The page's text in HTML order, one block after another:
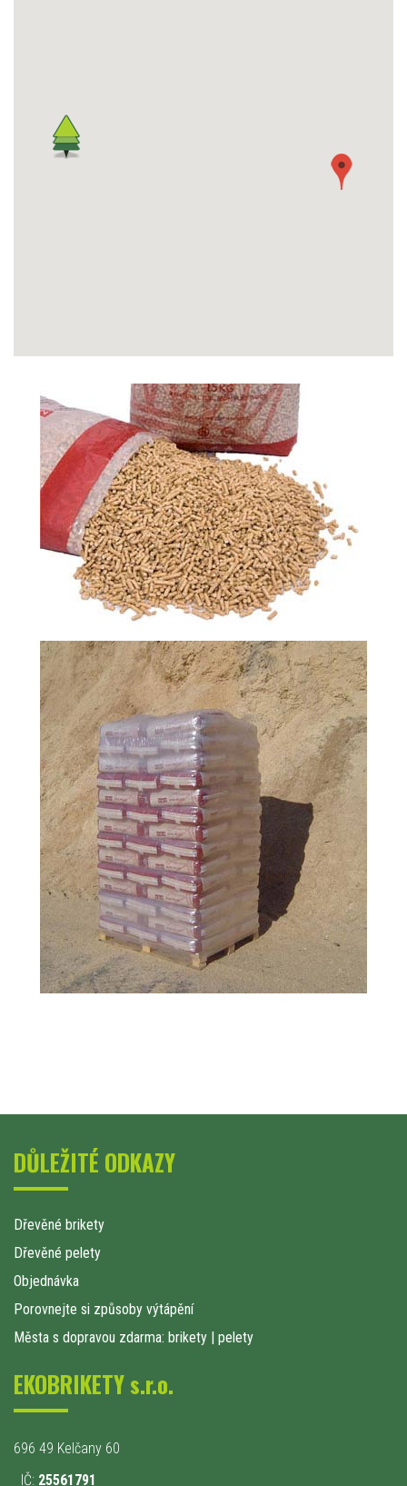
DŮLEŽITÉ ODKAZY
Dřevěné brikety
Dřevěné pelety
Objednávka
Porovnejte si způsoby výtápění
Města s dopravou zdarma: brikety | pelety
EKOBRIKETY s.r.o.
696 49 Kelčany 60
IČ: 25561791